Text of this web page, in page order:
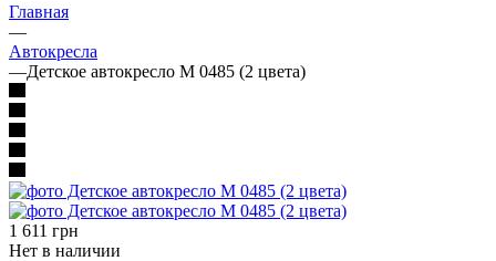
Главная
—
Автокресла
—Детское автокресло M 0485 (2 цвета)
1 611 грн
Нет в наличии